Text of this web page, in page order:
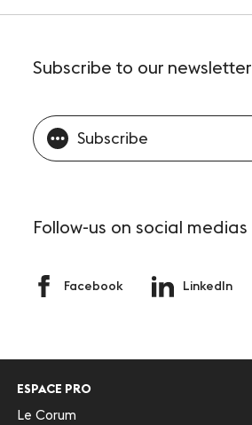
Subscribe to our newsletter
Subscribe
Follow-us on social medias
Facebook LinkedIn
ESPACE PRO
Le Corum